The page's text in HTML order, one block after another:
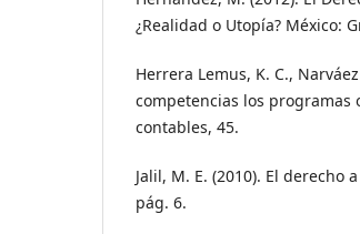
¿Realidad o Utopía? México:
Herrera Lemus, K. C.,
competencias los programas
contables, 45.
Jalil, M. E. (2010). El derecho
pág. 6.